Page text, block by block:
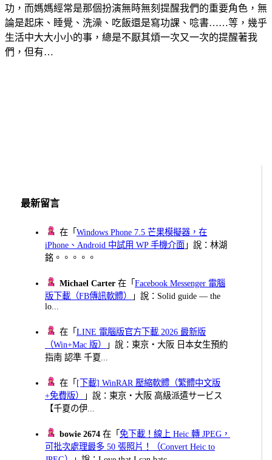
功，而媽媽經常是那個扮演無時無刻提醒我們的重要角色，無
論是起床、睡覺、洗澡、吃飯還是寫功課、唸書……等，幾乎
生活中大大小小的事，總是不厭其煩一次又一次的提醒著我
們，但有…
最新留言
在「Windows Phone 7.5 芒果模擬器，在
iPhone、Android 中試用 WP 手機介面 」說：林湖
銘。。。。。
Michael Carter 在「Facebook Messenger 電腦
版下載（FB傳訊軟體）
」說：Solid guide — the
lo...
在「LINE 電腦版官方下載 2026 最新版
（Win+Mac 版）
」說：東京・大阪 日本女生預約
指南 認準 千夏...
在「 [下載] WinRAR 壓縮軟體（繁體中文版
+免費版）
」說：東京・大阪 高級派遣サービス
【千夏の伊...
bowie 2674 在「免下載！線上 Heic 轉 JPEG，
可批次處理最多 50 張照片！（Convert Heic to